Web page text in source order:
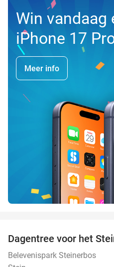
Win vandaag
iPhone 17
Meer info
Dagentree voor het
Belevenispark Steinerbos